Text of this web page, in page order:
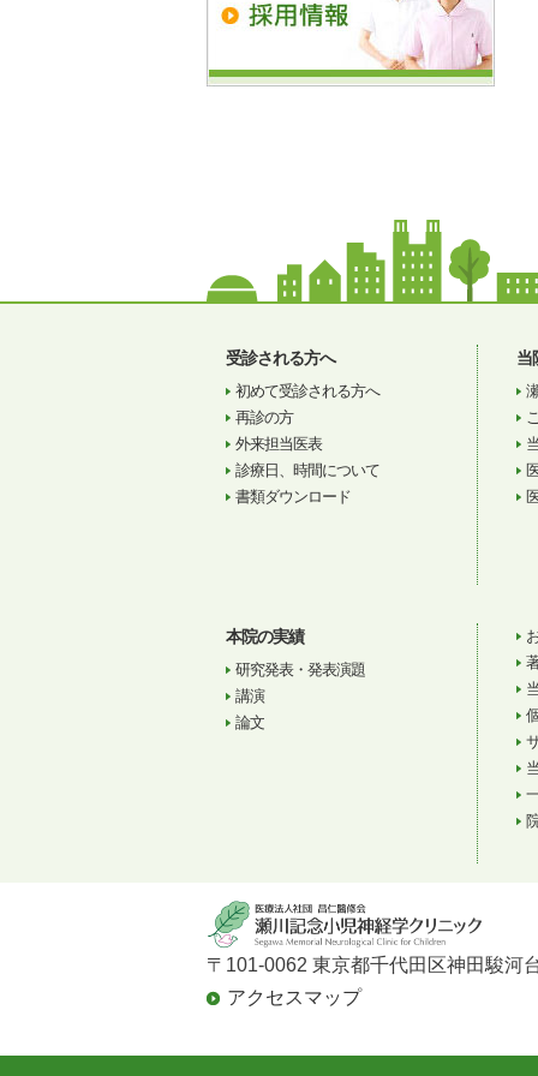
受診される方へ
初めて受診される方へ
再診の方
外来担当医表
診療日、時間について
書類ダウンロード
当
本院の実績
研究発表・発表演題
講演
論文
〒101-0062 東京都千代田区神田駿河
アクセスマップ